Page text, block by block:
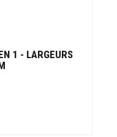
1 - LARGEURS